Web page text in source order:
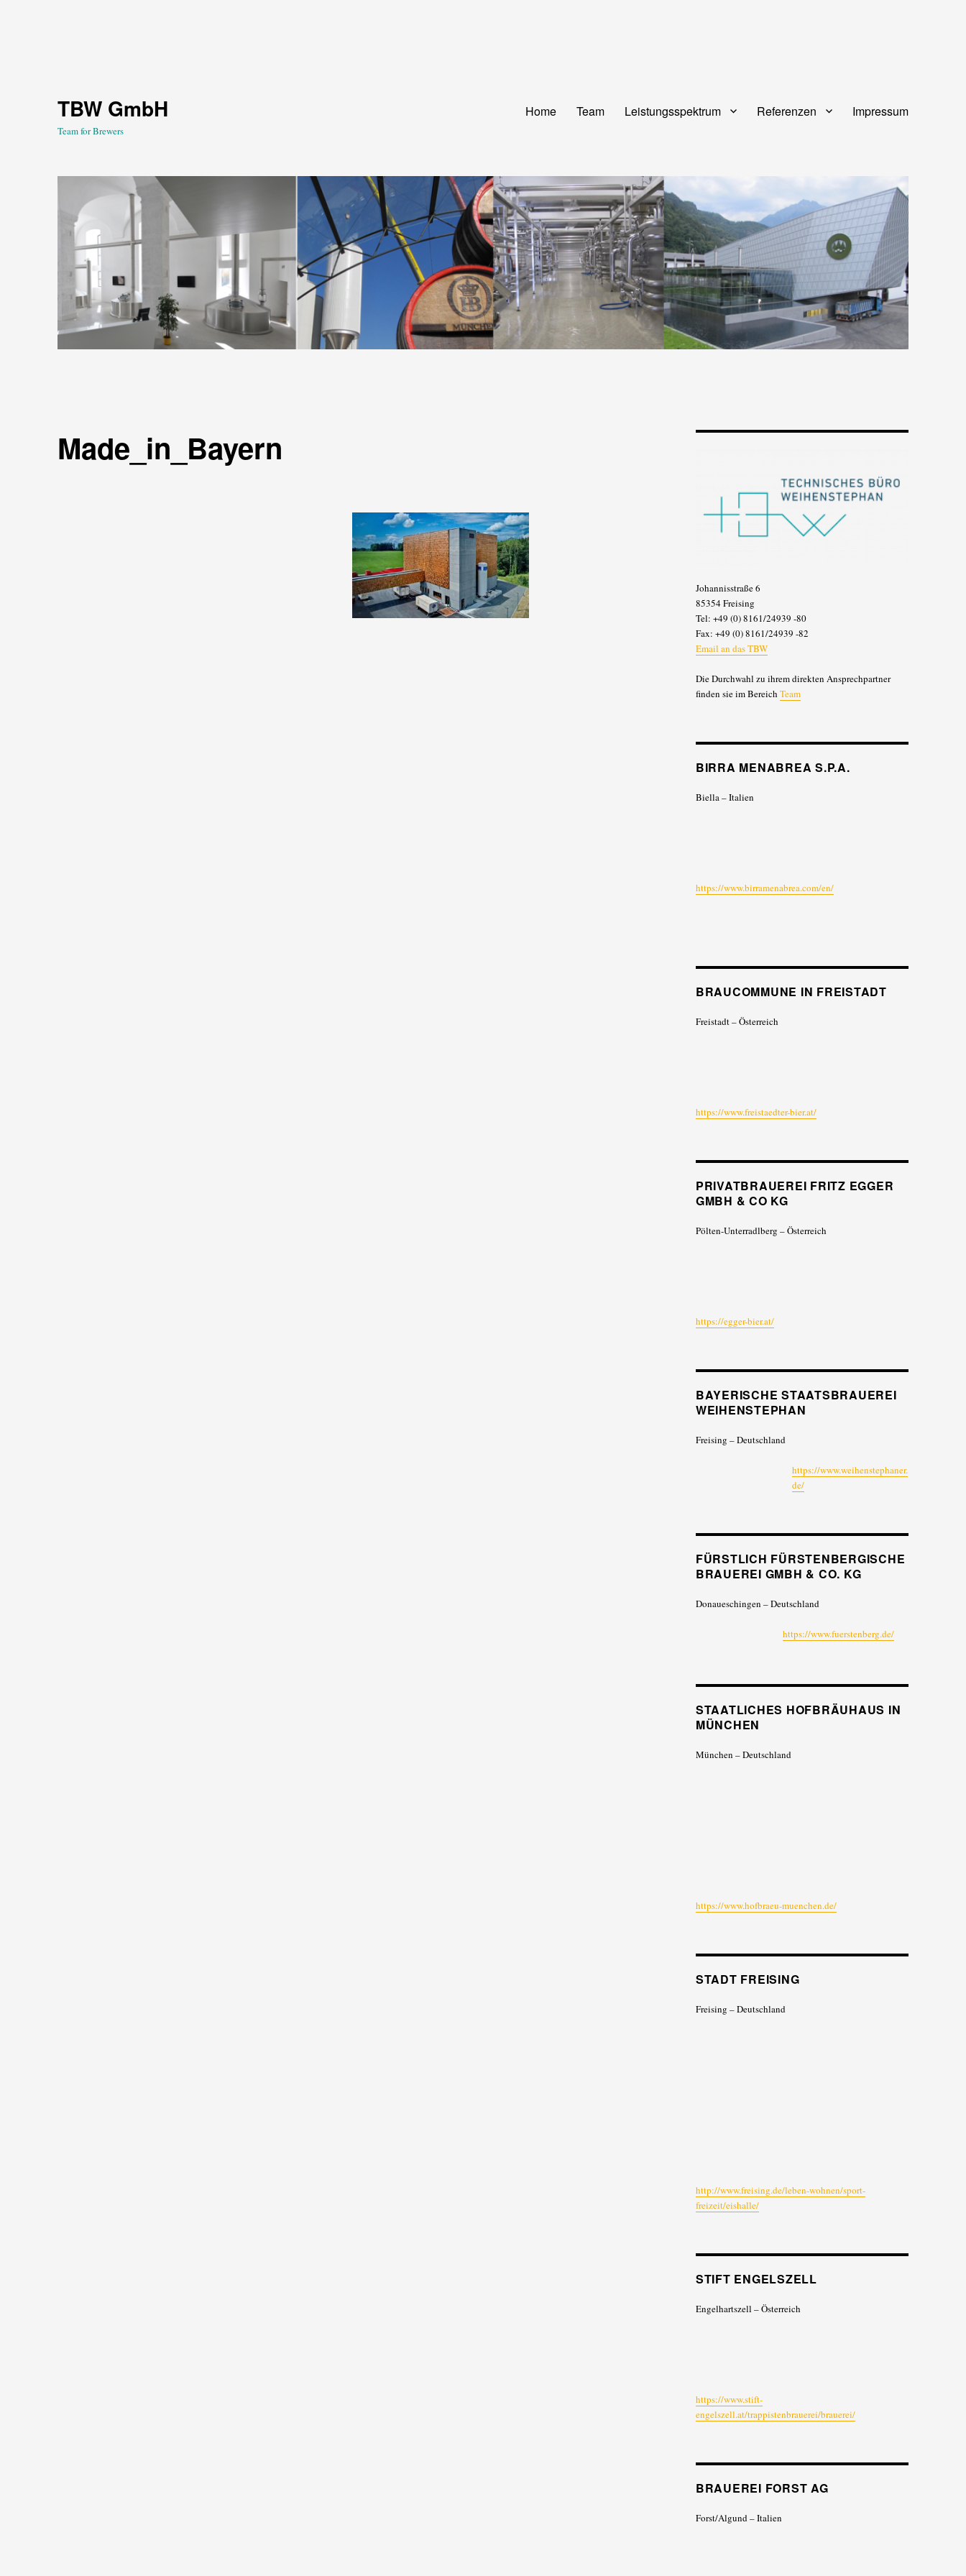
TBW GmbH
Team for Brewers
Home Team Leistungsspektrum Referenzen Impressum
Made_in_Bayern
Johannisstraße 6
85354 Freising
Tel: +49 (0) 8161/24939 -80
Fax: +49 (0) 8161/24939 -82
Email an das TBW
Die Durchwahl zu ihrem direkten Ansprechpartner
finden sie im Bereich Team
BIRRA MENABREA S.P.A.
Biella – Italien
https://www.birramenabrea.com/en/
BRAUCOMMUNE IN FREISTADT
Freistadt – Österreich
https://www.freistaedter-bier.at/
PRIVATBRAUEREI FRITZ EGGER
GMBH & CO KG
Pölten-Unterradlberg – Österreich
https://egger-bier.at/
BAYERISCHE STAATSBRAUEREI
WEIHENSTEPHAN
Freising – Deutschland
https://www.weihenstephaner.
de/
FÜRSTLICH FÜRSTENBERGISCHE
BRAUEREI GMBH & CO. KG
Donaueschingen – Deutschland
https://www.fuerstenberg.de/
STAATLICHES HOFBRÄUHAUS IN
MÜNCHEN
München – Deutschland
https://www.hofbraeu-muenchen.de/
STADT FREISING
Freising – Deutschland
http://www.freising.de/leben-wohnen/sport-
freizeit/eishalle/
STIFT ENGELSZELL
Engelhartszell – Österreich
https://www.stift-
engelszell.at/trappistenbrauerei/brauerei/
BRAUEREI FORST AG
Forst/Algund – Italien